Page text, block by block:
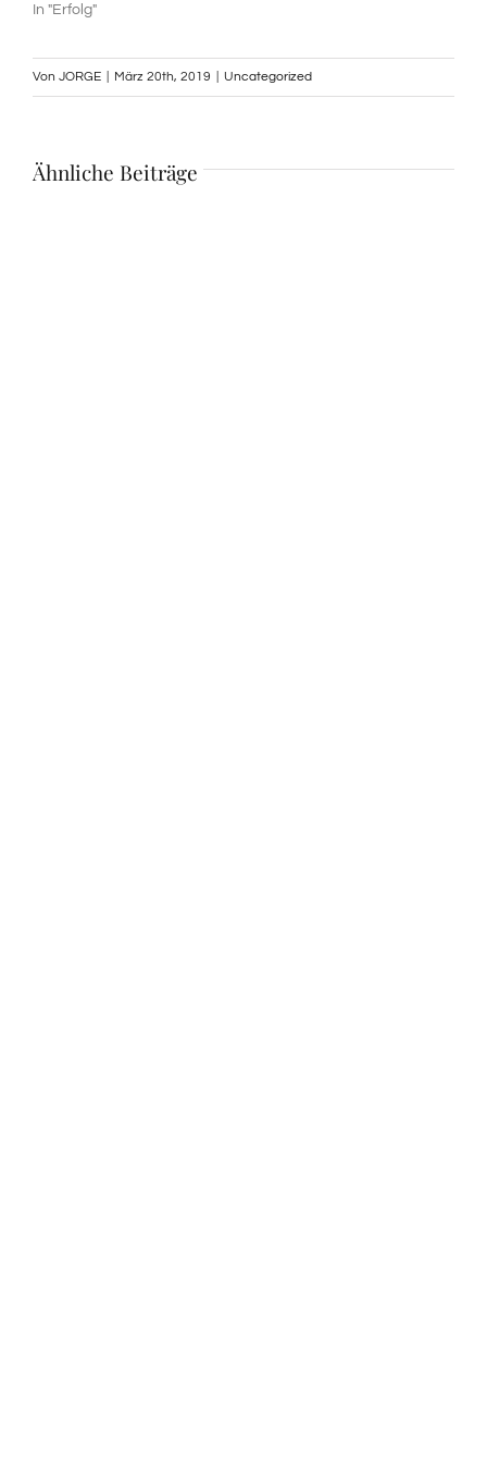
In "Erfolg"
Von JORGE März 20th, 2019 Uncategorized
Ähnliche Beiträge